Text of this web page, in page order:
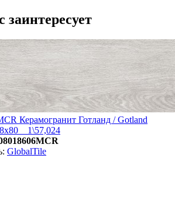
заинтересует
Керамогранит Готланд / Gotland
_ 1\57,024
GlobalTile